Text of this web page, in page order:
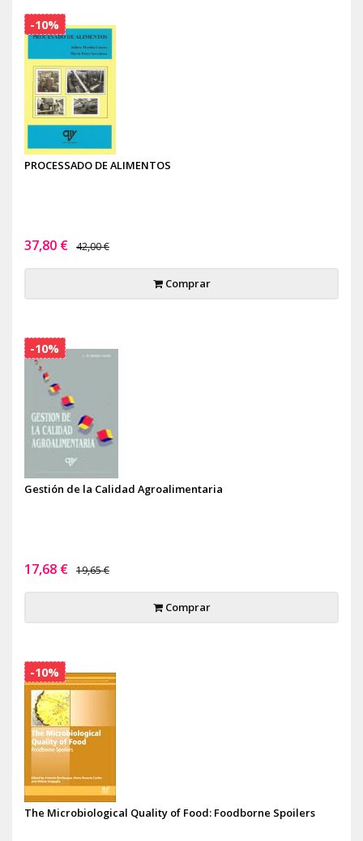
PROCESSADO DE ALIMENTOS
37,80 € 42,00 €
Comprar
-10%
Gestión de la Calidad Agroalimentaria
17,68 € 19,65 €
Comprar
-10%
The Microbiological Quality of Food: Foodborne Spoilers
-10%